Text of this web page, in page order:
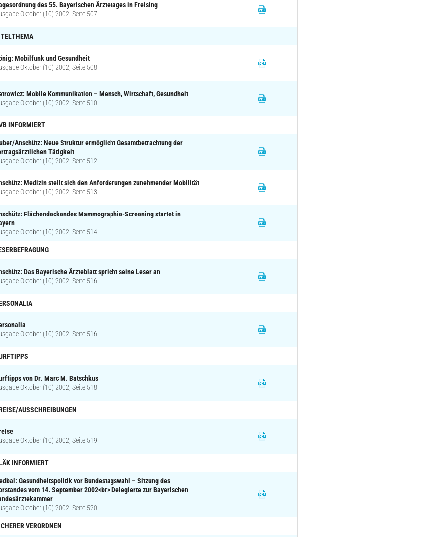
des 55. Bayerischen Ärztetages in Freising
Oktober (10) 2002, Seite 507
Mobilfunk und Gesundheit
Oktober (10) 2002, Seite 508
Mobile Kommunikation – Mensch, Wirtschaft, Gesundheit
Oktober (10) 2002, Seite 510
INFORMIERT
Anschütz: Neue Struktur ermöglicht Gesamtbetrachtung der
Tätigkeit
Oktober (10) 2002, Seite 512
Medizin stellt sich den Anforderungen zunehmender Mobilität
Oktober (10) 2002, Seite 513
Flächendeckendes Mammographie-Screening startet in
Oktober (10) 2002, Seite 514
Das Bayerische Ärzteblatt spricht seine Leser an
Oktober (10) 2002, Seite 516
Oktober (10) 2002, Seite 516
von Dr. Marc M. Batschkus
Oktober (10) 2002, Seite 518
AUSSCHREIBUNGEN
Oktober (10) 2002, Seite 519
INFORMIERT
Gesundheitspolitik vor Bundestagswahl – Sitzung des
vom 14. September 2002<br> Delegierte zur Bayerischen
Oktober (10) 2002, Seite 520
VERORDNEN